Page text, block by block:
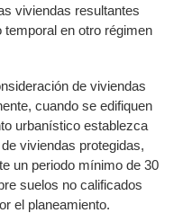
viviendas resultantes
en otro régimen
de viviendas
cuando se edifiquen
urbanístico establezca
viviendas protegidas,
un periodo mínimo de 30
suelos no calificados
el planeamiento.